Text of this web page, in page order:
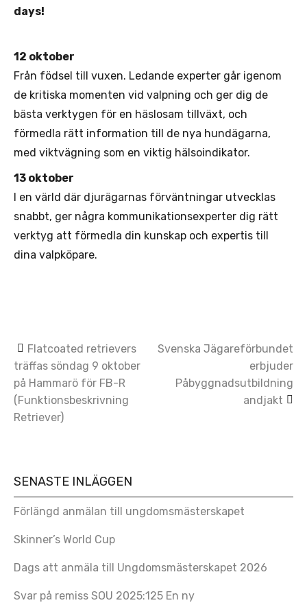
days!
12 oktober
Från födsel till vuxen. Ledande experter går igenom
de kritiska momenten vid valpning och ger dig de
bästa verktygen för en häslosam tillväxt, och
förmedla rätt information till de nya hundägarna,
med viktvägning som en viktig hälsoindikator.
13 oktober
I en värld där djurägarnas förväntningar utvecklas
snabbt, ger några kommunikationsexperter dig rätt
verktyg att förmedla din kunskap och expertis till
dina valpköpare.
Post
navigation
Flatcoated retrievers
träffas söndag 9 oktober
på Hammarö för FB-R
(Funktionsbeskrivning
Retriever)
Svenska Jägareförbundet
erbjuder
Påbyggnadsutbildning
andjakt
SENASTE INLÄGGEN
Förlängd anmälan till ungdomsmästerskapet
Skinner’s World Cup
Dags att anmäla till Ungdomsmästerskapet 2026
Svar på remiss SOU 2025:125 En ny